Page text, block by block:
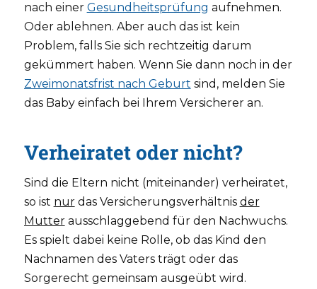
nach einer Gesundheitsprüfung aufnehmen.
Oder ablehnen. Aber auch das ist kein
Problem, falls Sie sich rechtzeitig darum
gekümmert haben. Wenn Sie dann noch in der
Zweimonatsfrist nach Geburt sind, melden Sie
das Baby einfach bei Ihrem Versicherer an.
Verheiratet oder nicht?
Sind die Eltern nicht (miteinander) verheiratet,
so ist nurdas Versicherungsverhältnis der
Mutterausschlaggebend für den Nachwuchs.
Es spielt dabei keine Rolle, ob das Kind den
Nachnamen des Vaters trägt oder das
Sorgerecht gemeinsam ausgeübt wird.